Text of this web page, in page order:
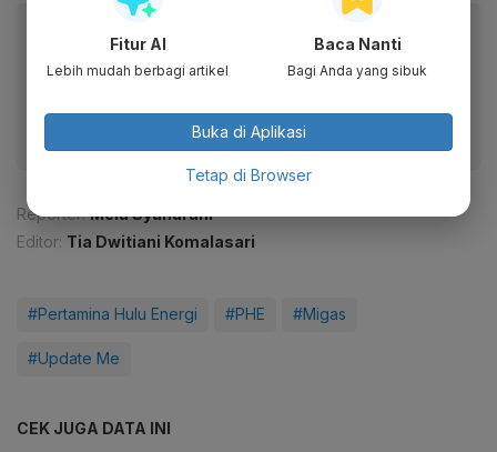
Dapatkan pengalaman membaca lebih nyaman dan nikmati
Reporter: Mela Syaharani
Editor: Tia Dwitiani Komalasari
#Pertamina Hulu Energi #PHE #Migas
#Update Me
CEK JUGA DATA INI
Fitur AI
Lebih mudah berbagi artikel
Baca Nanti
Bagi Anda yang sibuk
Buka di Aplikasi
Tetap di Browser